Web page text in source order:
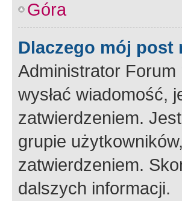
Góra
Dlaczego mój
Administrator
wysłać wiadomość,
zatwierdzeniem.
grupie
zatwierdzeniem.
dalszych informacji.